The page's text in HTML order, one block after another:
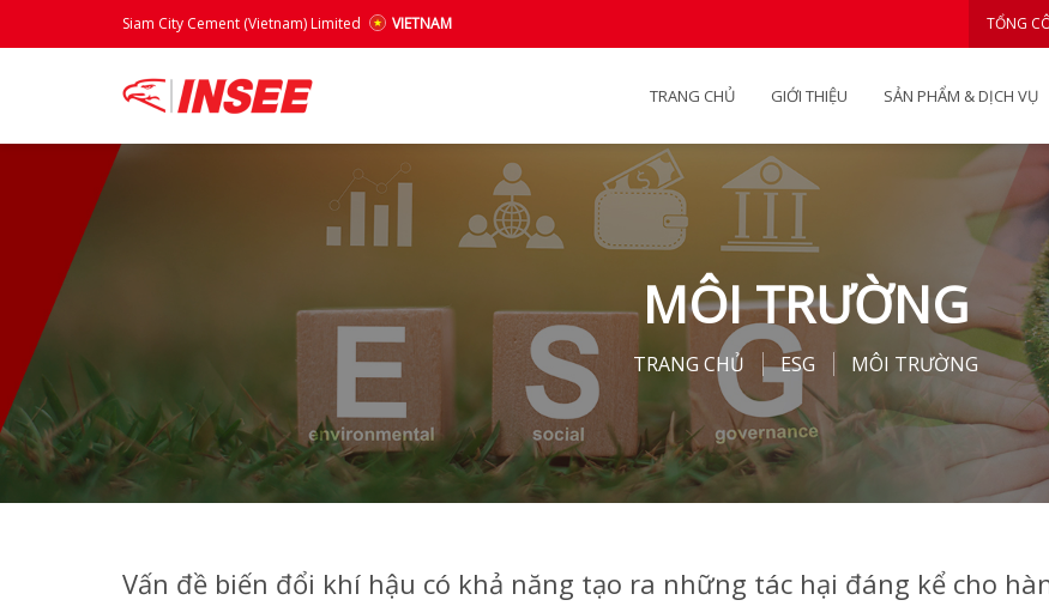
Siam City Cement (Vietnam) Limited VIETNAM TỔNG
TRANG CHỦ GIỚI THIỆU SẢN PHẨM & DỊCH VỤ
MÔI TRƯỜNG
TRANG CHỦ ESG MÔI TRƯỜNG
Vấn đề biến đổi khí hậu có khả năng tạo ra những tác hại đáng kể cho